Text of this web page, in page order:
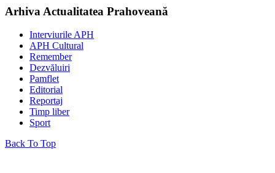
Arhiva Actualitatea Prahoveană
Interviurile APH
APH Cultural
Remember
Dezvăluiri
Pamflet
Editorial
Reportaj
Timp liber
Sport
Back To Top